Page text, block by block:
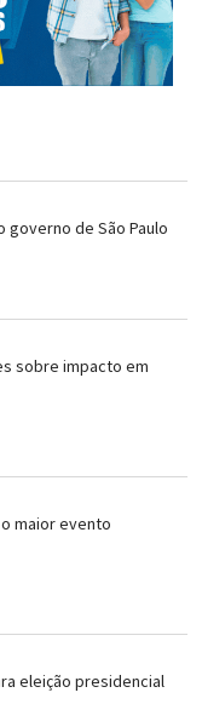
governo de São Paulo
sobre impacto em
maior evento
eleição presidencial